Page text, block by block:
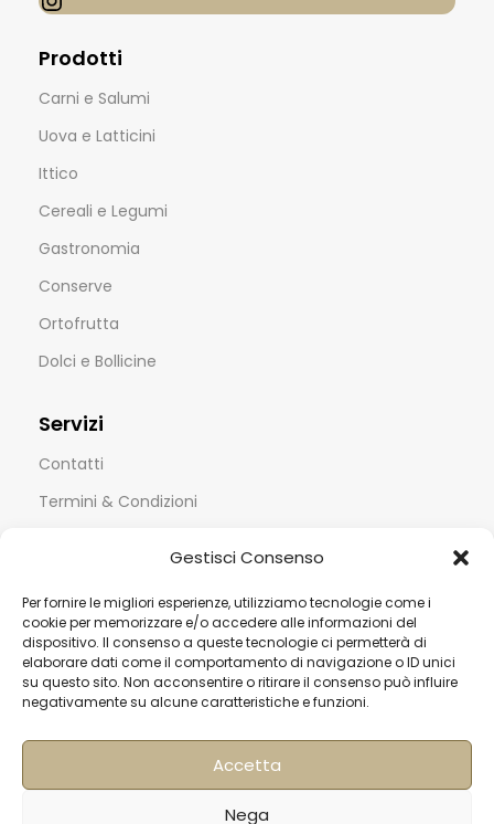
Gestisci Consenso
Per fornire le migliori esperienze, utilizziamo tecnologie come i
cookie per memorizzare e/o accedere alle informazioni del
dispositivo. Il consenso a queste tecnologie ci permetterà di
elaborare dati come il comportamento di navigazione o ID unici
su questo sito. Non acconsentire o ritirare il consenso può influire
negativamente su alcune caratteristiche e funzioni.
Accetta
Nega
Prodotti
Carni e Salumi
Uova e Latticini
Ittico
Cereali e Legumi
Gastronomia
Conserve
Ortofrutta
Dolci e Bollicine
Servizi
Contatti
Termini & Condizioni
Privacy & Cookie Policy
Informativa Newsletter
Iscriviti alla Newsletter
[mailup_form]